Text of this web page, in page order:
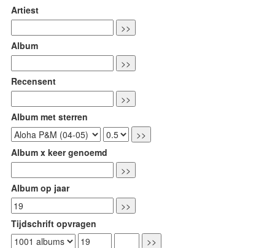
Artiest
Album
Recensent
Album met sterren
Album x keer genoemd
Album op jaar
Tijdschrift opvragen